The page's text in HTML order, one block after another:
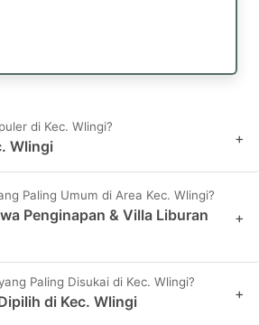
di Kec. Wlingi?
Wlingi +
Paling Umum di Area Kec. Wlingi?
Penginapan & Villa Liburan
+
Paling Disukai di Kec. Wlingi?
di Kec. Wlingi +